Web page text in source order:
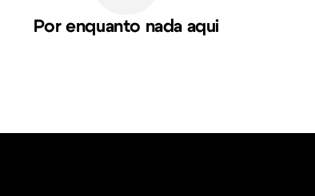
Por enquanto nada aqui